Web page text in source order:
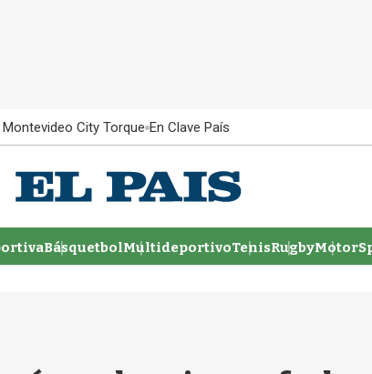
City Torque En Clave País
BásquetbolMultideportivoTenisRugby